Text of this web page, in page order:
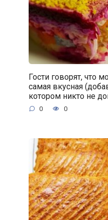
Гости говорят, что
самая вкусная
котором никто не
0 0